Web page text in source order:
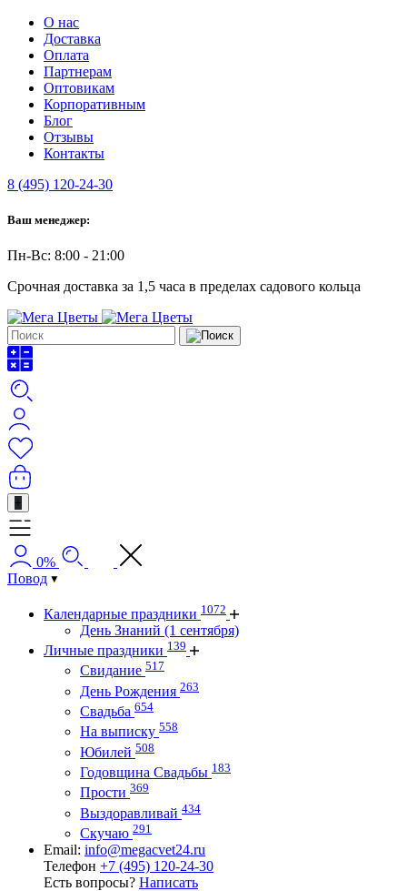
О нас
Доставка
Оплата
Партнерам
Оптовикам
Корпоративным
Блог
Отзывы
Контакты
8 (495) 120-24-30
Ваш менеджер:
Пн-Вс: 8:00 - 21:00
Срочная доставка за 1,5 часа в пределах садового кольца
+
0%
Повод
Календарные праздники 1072
День Знаний (1 сентября)
Личные праздники 139
Свидание 517
День Рождения 263
Свадьба 654
На выписку 558
Юбилей 508
Годовщина Свадьбы 183
Прости 369
Выздоравливай 434
Скучаю 291
Email: info@megacvet24.ru
Телефон +7 (495) 120-24-30
Есть вопросы? Написать